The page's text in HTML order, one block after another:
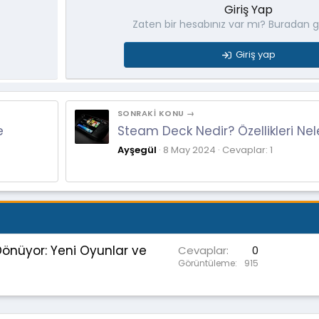
Giriş Yap
Zaten bir hesabınız var mı? Buradan
Giriş yap
SONRAKI KONU →
Steam Deck Nedir? Özellikleri
Ayşegül 8 May 2024 Cevaplar: 1
Yeni Oyunlar ve Cevaplar 0
Görüntüleme 915